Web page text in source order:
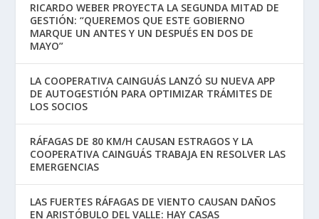
RICARDO WEBER PROYECTA LA SEGUNDA MITAD DE
GESTIÓN: “QUEREMOS QUE ESTE GOBIERNO
MARQUE UN ANTES Y UN DESPUÉS EN DOS DE
MAYO”
LA COOPERATIVA CAINGUÁS LANZÓ SU NUEVA APP
DE AUTOGESTIÓN PARA OPTIMIZAR TRÁMITES DE
LOS SOCIOS
RÁFAGAS DE 80 KM/H CAUSAN ESTRAGOS Y LA
COOPERATIVA CAINGUÁS TRABAJA EN RESOLVER LAS
EMERGENCIAS
LAS FUERTES RÁFAGAS DE VIENTO CAUSAN DAÑOS
EN ARISTÓBULO DEL VALLE: HAY CASAS